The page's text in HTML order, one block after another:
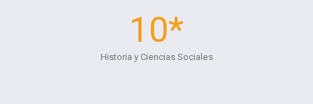
10*
Historia y Ciencias Sociales